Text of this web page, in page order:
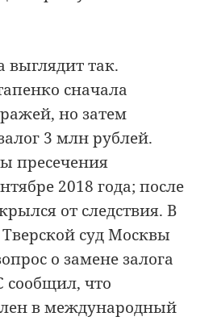
выглядит так.
сначала
но затем
3 млн рублей.
пресечения
2018 года; после
от следствия. В
суд Москвы
о замене залога
сообщил, что
в международный